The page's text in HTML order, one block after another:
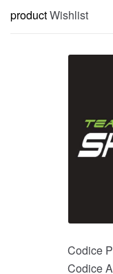
productWishlist
Codice
Codice